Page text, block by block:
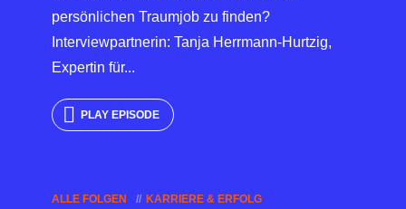
persönlichen Traumjob zu finden?
Interviewpartnerin: Tanja Herrmann-Hurtzig,
Expertin für...
PLAY EPISODE
ALLE FOLGEN KARRIERE & ERFOLG